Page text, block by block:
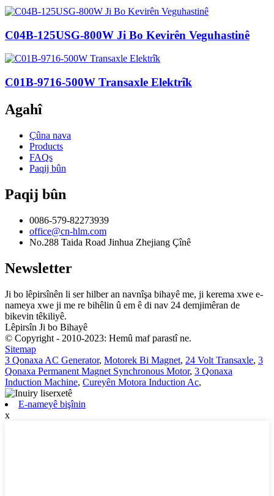
C04B-125USG-800W Ji Bo Kevirên Veguhastinê
C01B-9716-500W Transaxle Elektrîk
Agahî
Çûna nava
Products
FAQs
Paqij bûn
Paqij bûn
0086-579-82273939
office@cn-hlm.com
No.288 Taida Road Jinhua Zhejiang Çînê
Newsletter
Ji bo lêpirsînên li ser hilber an navnîşa bihayê me, ji kerema xwe e-
nameya xwe ji me re bihêlin û em ê di nav 24 demjimêran de
bikevin têkiliyê.
Lêpirsîn Ji bo Bihayê
© Copyright - 2010-2023: Hemû maf parastî ne.
Sitemap
3 Qonaxa AC Generator, Motorek Bi Magnet, 24 Volt Transaxle, 3
Qonaxa Permanent Magnet Synchronous Motor, 3 Qonaxa
Induction Machine, Cureyên Motora Induction Ac,
E-nameyê bişînin
x